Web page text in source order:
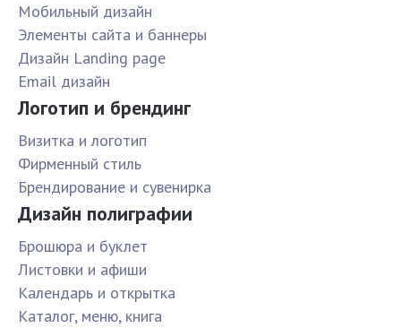
Мобильный дизайн
Элементы сайта и баннеры
Дизайн Landing page
Email дизайн
Логотип и брендинг
Визитка и логотип
Фирменный стиль
Брендирование и сувенирка
Дизайн полиграфии
Брошюра и буклет
Листовки и афиши
Календарь и открытка
Каталог, меню, книга